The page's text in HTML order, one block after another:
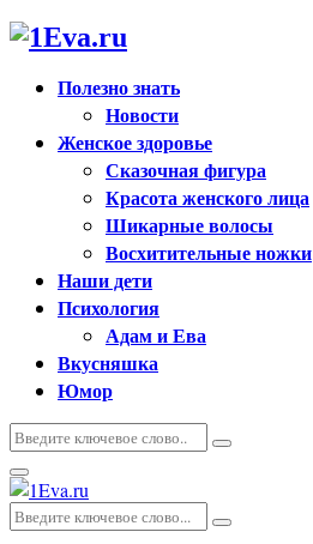
Полезно знать
Новости
Женское здоровье
Сказочная фигура
Красота женского лица
Шикарные волосы
Восхитительные ножки
Наши дети
Психология
Адам и Ева
Вкусняшка
Юмор
Искать:
Поиск
Основное
меню
Искать:
Поиск